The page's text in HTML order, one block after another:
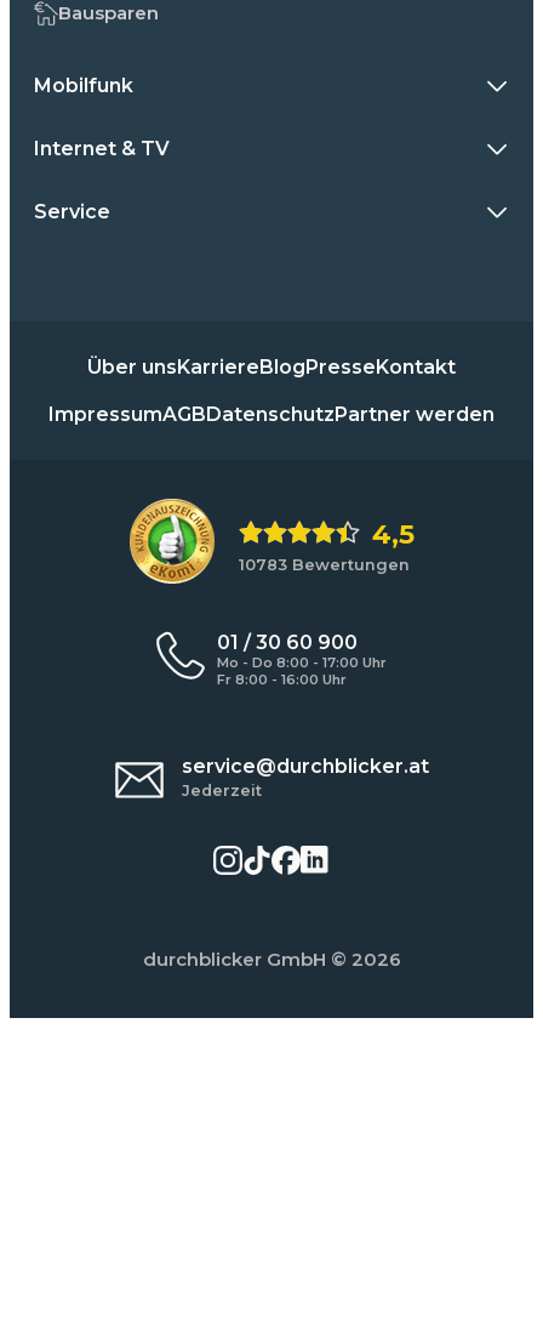
Bausparen
Mobilfunk
Internet & TV
Service
Über unsKarriereBlogPresseKontakt
ImpressumAGBDatenschutzPartner werden
4,5
10783 Bewertungen
01 / 30 60 900
Mo - Do 8:00 - 17:00 Uhr
Fr 8:00 - 16:00 Uhr
service@durchblicker.at
Jederzeit
durchblicker GmbH © 2026